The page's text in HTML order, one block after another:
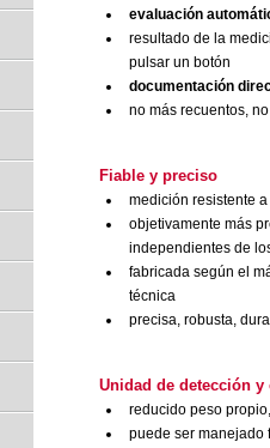
evaluación
resultado de la
pulsar un botón
documentación
no más recuentos,
Fiable y preciso
medición resistente
objetivamente más
independientes de
fabricada según el
técnica
precisa, robusta,
Unidad de detección
reducido peso
puede ser manejado